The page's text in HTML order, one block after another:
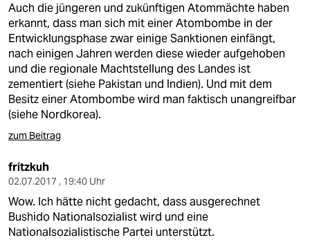
Auch die jüngeren und zukünftigen Atommächte haben
erkannt, dass man sich mit einer Atombombe in der
Entwicklungsphase zwar einige Sanktionen einfängt,
nach einigen Jahren werden diese wieder aufgehoben
und die regionale Machtstellung des Landes ist
zementiert (siehe Pakistan und Indien). Und mit dem
Besitz einer Atombombe wird man faktisch unangreifbar
(siehe Nordkorea).
zum Beitrag
fritzkuh
02.07.2017 , 19:40 Uhr
Wow. Ich hätte nicht gedacht, dass ausgerechnet
Bushido Nationalsozialist wird und eine
Nationalsozialistische Partei unterstützt.